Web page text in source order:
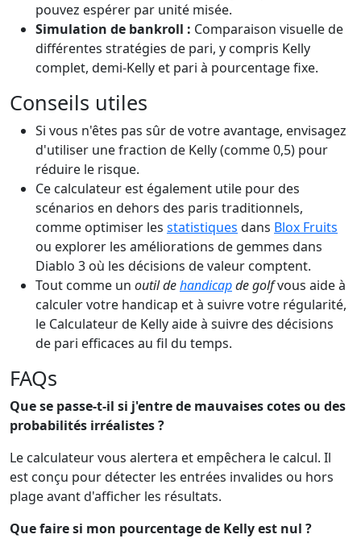
pouvez espérer par unité misée.
Simulation de bankroll : Comparaison visuelle de
différentes stratégies de pari, y compris Kelly
complet, demi-Kelly et pari à pourcentage fixe.
Conseils utiles
Si vous n'êtes pas sûr de votre avantage, envisagez
d'utiliser une fraction de Kelly (comme 0,5) pour
réduire le risque.
Ce calculateur est également utile pour des
scénarios en dehors des paris traditionnels,
comme optimiser les statistiques dans Blox Fruits
ou explorer les améliorations de gemmes dans
Diablo 3 où les décisions de valeur comptent.
Tout comme un outil dehandicapde golfvous aide à
calculer votre handicap et à suivre votre régularité,
le Calculateur de Kelly aide à suivre des décisions
de pari efficaces au fil du temps.
FAQs
Que se passe-t-il si j'entre de mauvaises cotes ou des
probabilités irréalistes ?
Le calculateur vous alertera et empêchera le calcul. Il
est conçu pour détecter les entrées invalides ou hors
plage avant d'afficher les résultats.
Que faire si mon pourcentage de Kelly est nul ?